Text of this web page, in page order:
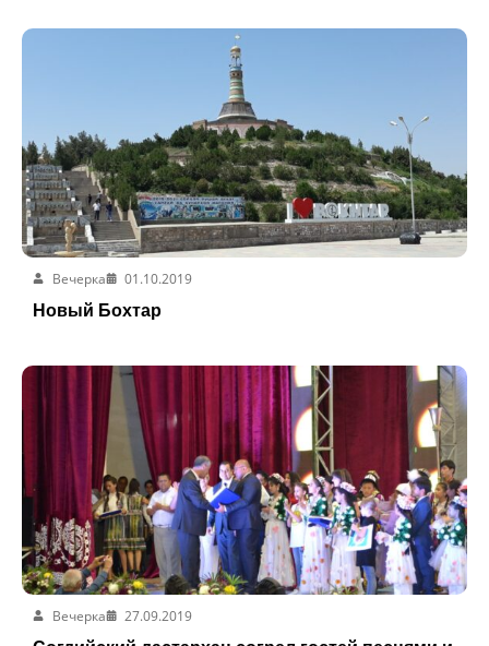
Вечерка
01.10.2019
Новый Бохтар
Вечерка
27.09.2019